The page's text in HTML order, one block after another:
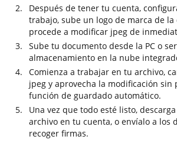
Después de tener tu cuenta,
trabajo, sube un logo de marca de la
procede a modificar jpeg de
Sube tu documento desde la PC o
almacenamiento en la nube
Comienza a trabajar en tu archivo,
jpeg y aprovecha la modificación sin
función de guardado automático.
Una vez que todo esté listo,
archivo en tu cuenta, o envíalo a los
recoger firmas.